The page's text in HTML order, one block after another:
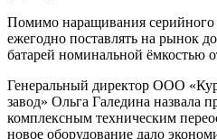
Помимо наращивания серийного
ежегодно поставлять на рынок
батарей номинальной ёмкостью
Генеральный директор ООО
завод» Ольга Галедина назвала
комплексным техническим
новое оборудование дало